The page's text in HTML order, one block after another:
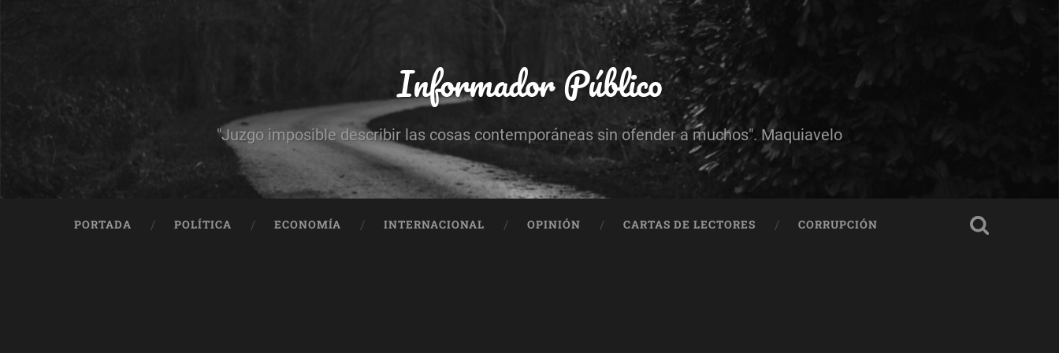
Informador Público
"Juzgo imposible describir las cosas contemporáneas sin ofender a muchos". Maquiavelo
PORTADA POLÍTICA ECONOMÍA INTERNACIONAL OPINIÓN CARTAS DE LECTORES CORRUPCIÓN